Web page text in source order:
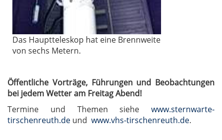
Das Hauptteleskop hat eine Brennweite
von sechs Metern.
Öffentliche Vorträge, Führungen und Beobachtungen
bei jedem Wetter am Freitag Abend!
Termine und Themen siehe www.sternwarte-
tirschenreuth.de und www.vhs-tirschenreuth.de.